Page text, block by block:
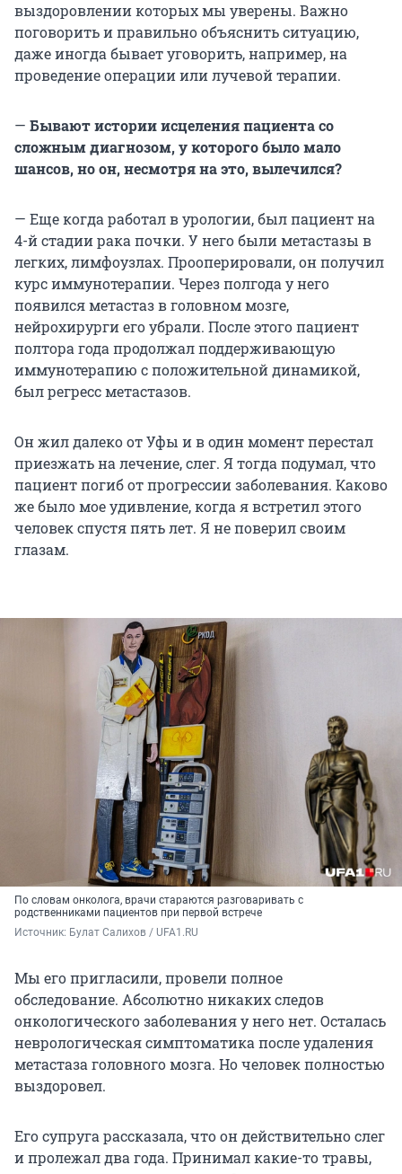
выздоровлении которых мы уверены. Важно
поговорить и правильно объяснить ситуацию,
даже иногда бывает уговорить, например, на
проведение операции или лучевой терапии.
— Бывают истории исцеления пациента со
сложным диагнозом, у которого было мало
шансов, но он, несмотря на это, вылечился?
— Еще когда работал в урологии, был пациент на
4-й стадии рака почки. У него были метастазы в
легких, лимфоузлах. Прооперировали, он получил
курс иммунотерапии. Через полгода у него
появился метастаз в головном мозге,
нейрохирурги его убрали. После этого пациент
полтора года продолжал поддерживающую
иммунотерапию с положительной динамикой,
был регресс метастазов.
Он жил далеко от Уфы и в один момент перестал
приезжать на лечение, слег. Я тогда подумал, что
пациент погиб от прогрессии заболевания. Каково
же было мое удивление, когда я встретил этого
человек спустя пять лет. Я не поверил своим
глазам.
По словам онколога, врачи стараются разговаривать с
родственниками пациентов при первой встрече
Источник: Булат Салихов / UFA1.RU
Мы его пригласили, провели полное
обследование. Абсолютно никаких следов
онкологического заболевания у него нет. Осталась
неврологическая симптоматика после удаления
метастаза головного мозга. Но человек полностью
выздоровел.
Его супруга рассказала, что он действительно слег
и пролежал два года. Принимал какие-то травы,